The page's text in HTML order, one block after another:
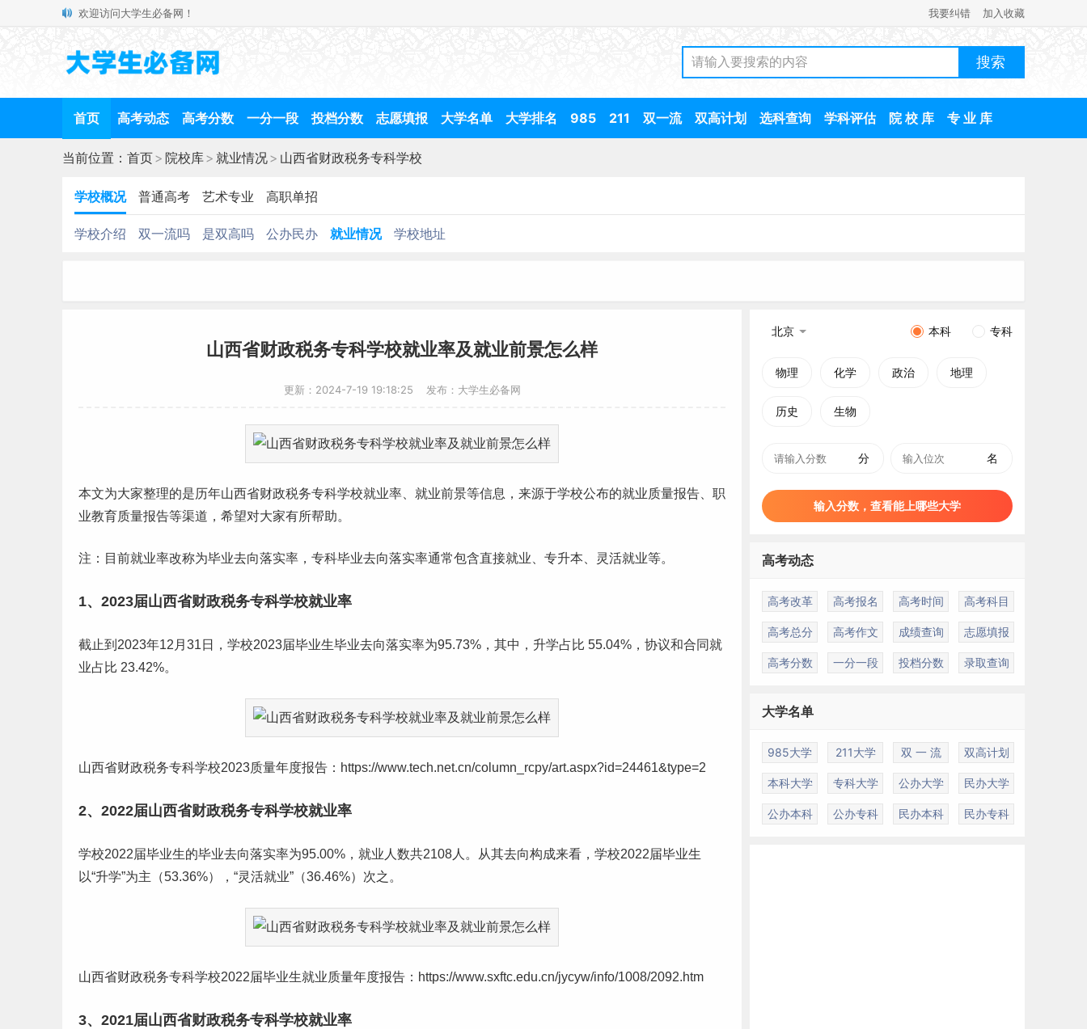
欢迎访问大学生必备网！ 我要纠错 加入收藏
首页 高考动态 高考分数 一分一段 投档分数 志愿填报 大学名单 大学排名 985 211 双一流 双高计划 选科查询 学科评估 院 校 库 专 业 库
当前位置： 首页> 院校库> 就业情况> 山西省财政税务专科学校
学校概况 普通高考 艺术专业 高职单招
学校介绍 双一流吗 是双高吗 公办民办 就业情况 学校地址
山西省财政税务专科学校就业率及就业前景怎么样
更新：2024-7-19 19:18:25 发布：大学生必备网
本文为大家整理的是历年山西省财政税务专科学校就业率、 就业前景等信息，来源于学校公布的就业质量报告、职
业教育质量报告等渠道，希望对大家有所帮助。
注：目前就业率改称为毕业去向落实率，专科毕业去向落实率通常包含直接就业、专升本、灵活就业等。
1、2023届山西省财政税务专科学校就业率
截止到2023年12月31日，学校2023届毕业生毕业去向落实率为95.73%，其中，升学占比 55.04%，协议和合同就
业占比 23.42%。
山西省财政税务专科学校2023质量年度报告：https://www.tech.net.cn/column_rcpy/art.aspx?id=24461&type=2
2、2022届山西省财政税务专科学校就业率
学校2022届毕业生的毕业去向落实率为95.00%，就业人数共2108人。从其去向构成来看，学校2022届毕业生
以“升学”为主（53.36%），“灵活就业”（36.46%）次之。
山西省财政税务专科学校2022届毕业生就业质量年度报告：https://www.sxftc.edu.cn/jycyw/info/1008/2092.htm
3、2021届山西省财政税务专科学校就业率
北京 本科 专科
物理 化学 政治 地理
历史 生物
分 名
输入分数，查看能上哪些大学
高考动态
高考改革 高考报名 高考时间 高考科目
高考总分 高考作文 成绩查询 志愿填报
高考分数 一分一段 投档分数 录取查询
大学名单
985大学 211大学 双 一 流 双高计划
本科大学 专科大学 公办大学 民办大学
公办本科 公办专科 民办本科 民办专科